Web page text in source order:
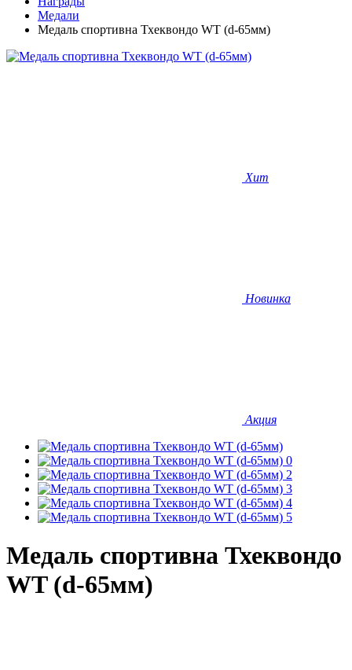
Медали
Медаль спортивна Тхеквондо WT (d-65мм)
Хит
Новинка
Акция
Медаль спортивна Тхеквондо
WT (d-65мм)